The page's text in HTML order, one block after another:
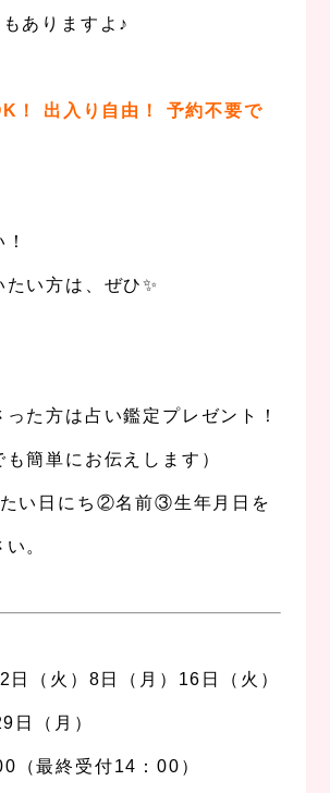
もありますよ♪
！ 出入り自由！ 予約不要で
い方は、ぜひ✨
た方は占い鑑定プレゼント！
も簡単にお伝えします）
い日にち②名前③生年月日を
。
日（火）8日（月）16日（火）
日（月）
（最終受付14：00）